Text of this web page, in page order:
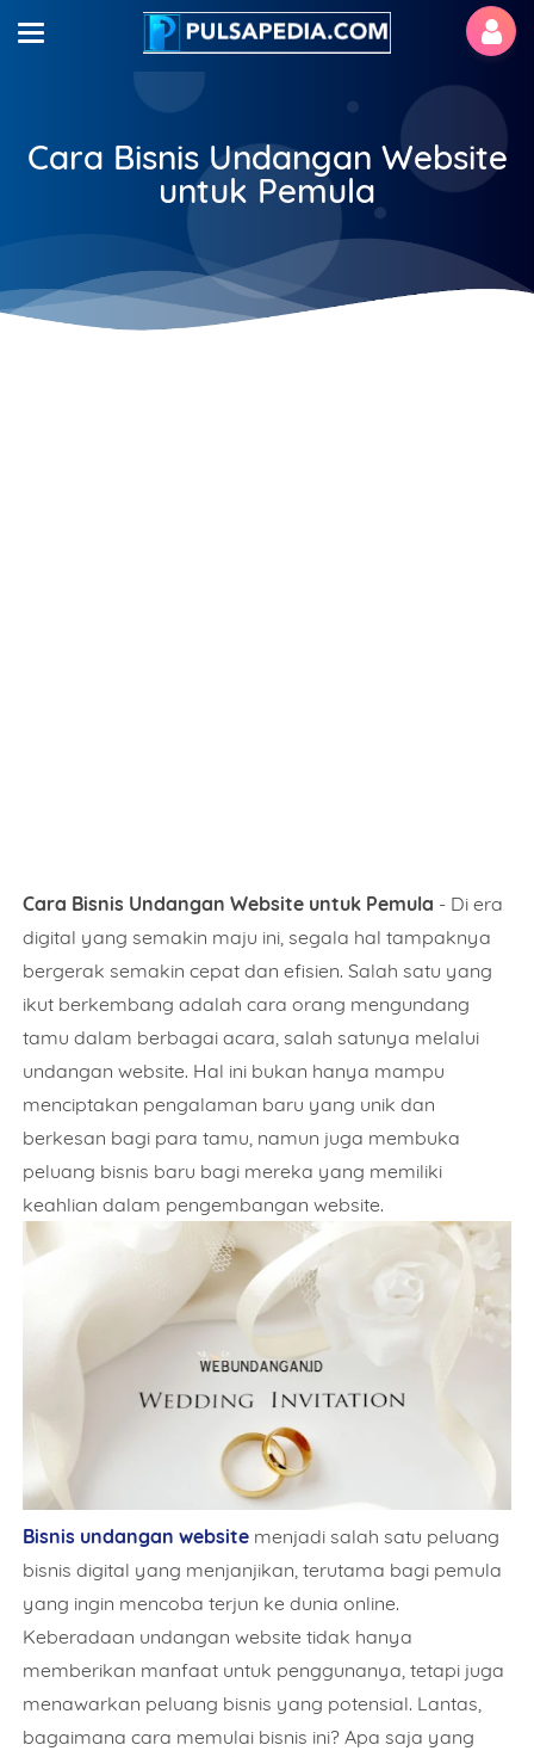
Cara Bisnis Undangan Website
untuk Pemula
Cara Bisnis Undangan Website untuk Pemula - Di era
digital yang semakin maju ini, segala hal tampaknya
bergerak semakin cepat dan efisien. Salah satu yang
ikut berkembang adalah cara orang mengundang
tamu dalam berbagai acara, salah satunya melalui
undangan website. Hal ini bukan hanya mampu
menciptakan pengalaman baru yang unik dan
berkesan bagi para tamu, namun juga membuka
peluang bisnis baru bagi mereka yang memiliki
keahlian dalam pengembangan website.
Bisnis undangan website menjadi salah satu peluang
bisnis digital yang menjanjikan, terutama bagi pemula
yang ingin mencoba terjun ke dunia online.
Keberadaan undangan website tidak hanya
memberikan manfaat untuk penggunanya, tetapi juga
menawarkan peluang bisnis yang potensial. Lantas,
bagaimana cara memulai bisnis ini? Apa saja yang